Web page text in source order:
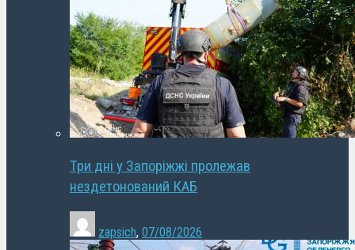
Три дні у Запоріжжі пролежав
нездетонований КАБ
zapsich, 07/08/2026